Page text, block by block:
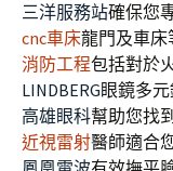
三洋服務站確保您
cnc車床龍門及車床
消防工程包括對於
LINDBERG眼鏡多
高雄眼科幫助您找
近視雷射醫師適合